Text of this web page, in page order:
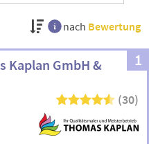
nach Bewertung
1
Kaplan GmbH &
(30)